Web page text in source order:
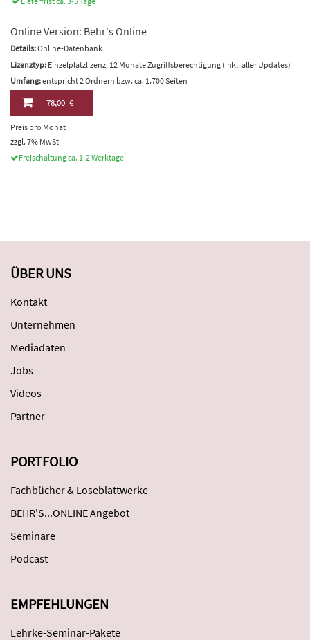
Online Version: Behr's Online
Details:Online-Datenbank
Lizenztyp: Einzelplatzlizenz, 12 Monate Zugriffsberechtigung (inkl. aller Updates)
Umfang:entspricht 2 Ordnern bzw. ca. 1.700 Seiten
78,00 €
Preis pro Monat
zzgl. 7% MwSt
Freischaltung ca. 1-2 Werktage
ÜBER UNS
Kontakt
Unternehmen
Mediadaten
Jobs
Videos
Partner
PORTFOLIO
Fachbücher & Loseblattwerke
BEHR'S...ONLINE Angebot
Seminare
Podcast
EMPFEHLUNGEN
Lehrke-Seminar-Pakete